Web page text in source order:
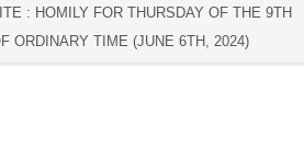
: HOMILY FOR THURSDAY OF THE 9TH
ORDINARY TIME (JUNE 6TH, 2024)